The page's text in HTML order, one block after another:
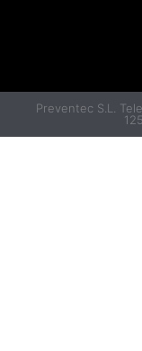
Preventec S.L.